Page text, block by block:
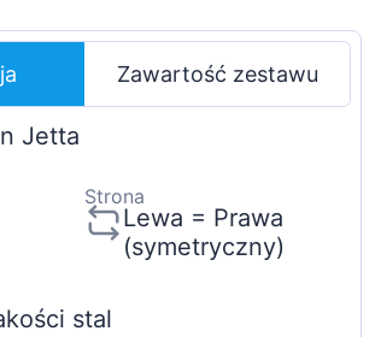
Zawartość zestawu
Jetta
Strona
Lewa = Prawa
(symetryczny)
stal